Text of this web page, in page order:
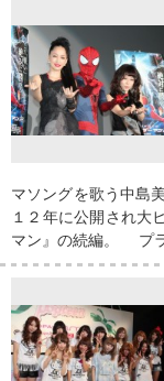
マソングを歌う中島
１２年に公開され大
マン』の続編。 プ